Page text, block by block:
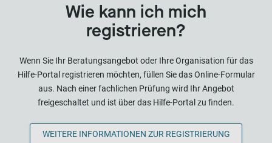
Wie kann ich mich
registrieren?
Wenn Sie Ihr Beratungsangebot oder Ihre Organisation für das
Hilfe-Portal registrieren möchten, füllen Sie das Online-Formular
aus. Nach einer fachlichen Prüfung wird Ihr Angebot
freigeschaltet und ist über das Hilfe-Portal zu finden.
WEITERE INFORMATIONEN ZUR REGISTRIERUNG